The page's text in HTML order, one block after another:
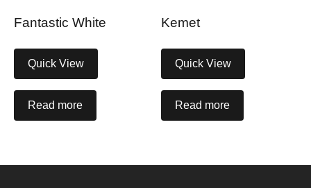
Fantastic White
Quick View
Read more
Kemet
Quick View
Read more